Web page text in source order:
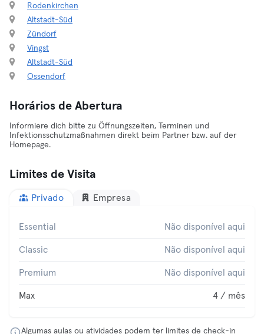
Rodenkirchen
Altstadt-Süd
Zündorf
Vingst
Altstadt-Süd
Ossendorf
Horários de Abertura
Informiere dich bitte zu Öffnungszeiten, Terminen und
Infektionsschutzmaßnahmen direkt beim Partner bzw. auf der
Homepage.
Limites de Visita
Privado Empresa
Essential Não disponível aqui
Classic Não disponível aqui
Premium Não disponível aqui
Max 4 / mês
Algumas aulas ou atividades podem ter limites de check-in